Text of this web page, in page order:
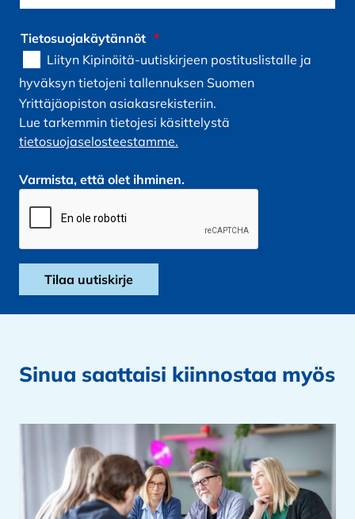
Tietosuojakäytännöt *
Liityn Kipinöitä-uutiskirjeen postituslistalle ja
hyväksyn tietojeni tallennuksen Suomen
Yrittäjäopiston asiakasrekisteriin.
Lue tarkemmin tietojesi käsittelystä
tietosuojaselosteestamme.
Varmista, että olet ihminen.
Sinua saattaisi kiinnostaa myös